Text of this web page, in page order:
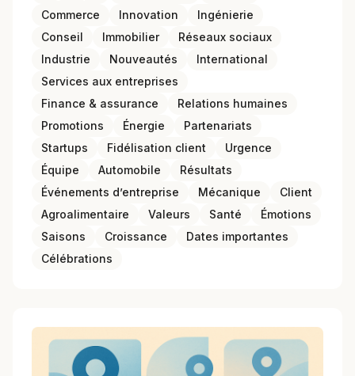
Commerce
Innovation
Ingénierie
Conseil
Immobilier
Réseaux sociaux
Industrie
Nouveautés
International
Services aux entreprises
Finance & assurance
Relations humaines
Promotions
Énergie
Partenariats
Startups
Fidélisation client
Urgence
Équipe
Automobile
Résultats
Événements d’entreprise
Mécanique
Client
Agroalimentaire
Valeurs Santé
Émotions
Saisons
Croissance
Dates importantes
Célébrations